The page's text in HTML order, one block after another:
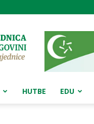
HUTBE EDU